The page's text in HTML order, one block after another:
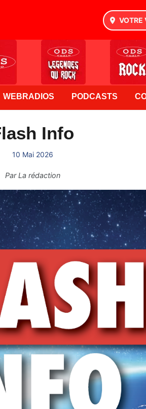
VOTRE
WEBRADIOS PODCASTS
Info
10 Mai 2026
ParLa rédaction